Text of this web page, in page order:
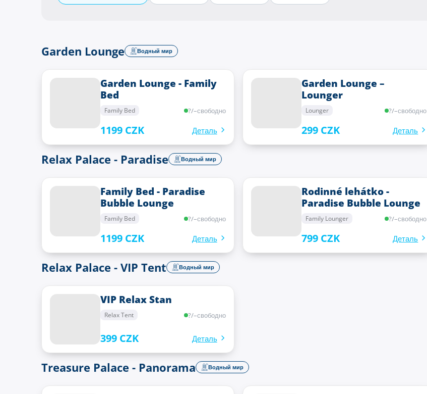
Garden Lounge Водный мир
Garden Lounge - Family
Bed
Family Bed ?/–свободно
1199 CZK Деталь
Garden Lounge –
Lounger
Lounger ?/–свободно
299 CZK Деталь
Relax Palace - Paradise Водный мир
Family Bed - Paradise
Bubble Lounge
Family Bed ?/–свободно
1199 CZK Деталь
Rodinné lehátko -
Paradise Bubble Lounge
Family Lounger ?/–свободно
799 CZK Деталь
Relax Palace - VIP Tent Водный мир
VIP Relax Stan
Relax Tent ?/–свободно
399 CZK Деталь
Treasure Palace - Panorama Водный мир